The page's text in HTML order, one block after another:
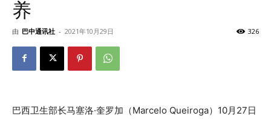
养
由 巴中通讯社 - 2021年10月29日 326
巴西卫生部长马塞洛·奎罗加（Marcelo Queiroga）10月27日